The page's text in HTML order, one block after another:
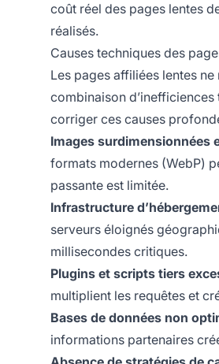
coût réel des pages lentes
réalisés.
Causes techniques des
Les pages affiliées lentes
combinaison
corriger ces causes
Images surdimensionnées
formats modernes (WebP)
passante est limitée.
Infrastructure
serveurs éloignés
millisecondes critiques.
Plugins et scripts tiers
multiplient les requêtes et
Bases de données non
informations partenaires